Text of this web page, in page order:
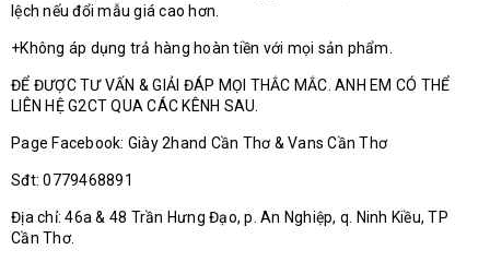
lệch nếu đổi mẫu giá cao hơn.
+Không áp dụng trả hàng hoàn tiền với mọi sản phẩm.
ĐỂ ĐƯỢC TƯ VẤN & GIẢI ĐÁP MỌI THẮC MẮC. ANH EM CÓ THỂ
LIÊN HỆ G2CT QUA CÁC KÊNH SAU.
Page Facebook: Giày 2hand Cần Thơ & Vans Cần Thơ
Sđt: 0779468891
Địa chỉ: 46a & 48 Trần Hưng Đạo, p. An Nghiệp, q. Ninh Kiều, TP
Cần Thơ.